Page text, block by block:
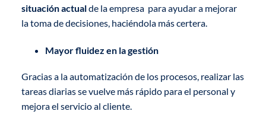
situación actualde la empresa para ayudar a mejorar
la toma de decisiones, haciéndola más certera.
Mayor fluidez en la gestión
Gracias a la automatización de los procesos, realizar las
tareas diarias se vuelve más rápido para el personal y
mejora el servicio al cliente.